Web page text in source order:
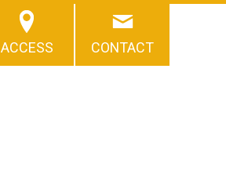
ACCESS CONTACT